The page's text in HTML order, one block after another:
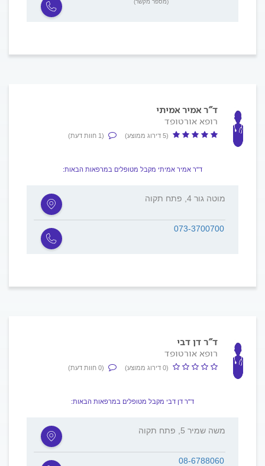
(מספר מקשר)
ד"ר אמיר אמיתי
רופא אורטופד
(5 דירוג ממוצע) (1 חוות דעת)
ד"ר אמיר אמיתי מקבל מטופלים במרפאות הבאות:
מוטה גור 4, פתח תקוה
073-3700700
ד"ר דן דבי
רופא אורטופד
(0 דירוג ממוצע) (0 חוות דעת)
ד"ר דן דבי מקבל מטופלים במרפאות הבאות:
משה שמיר 5, פתח תקוה
08-6788060